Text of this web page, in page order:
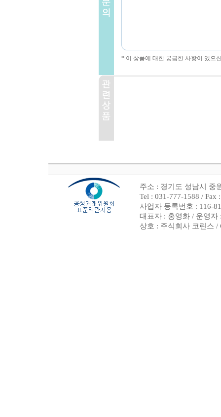
* 이 상품에 대한 궁금한 사항이 있으
주소 : 경기도 성남시 중
Tel : 031-777-1588 /
사업자 등록번호 : 116-
대표자 : 홍영화 / 운영자
상호 : 주식회사 코린스 /